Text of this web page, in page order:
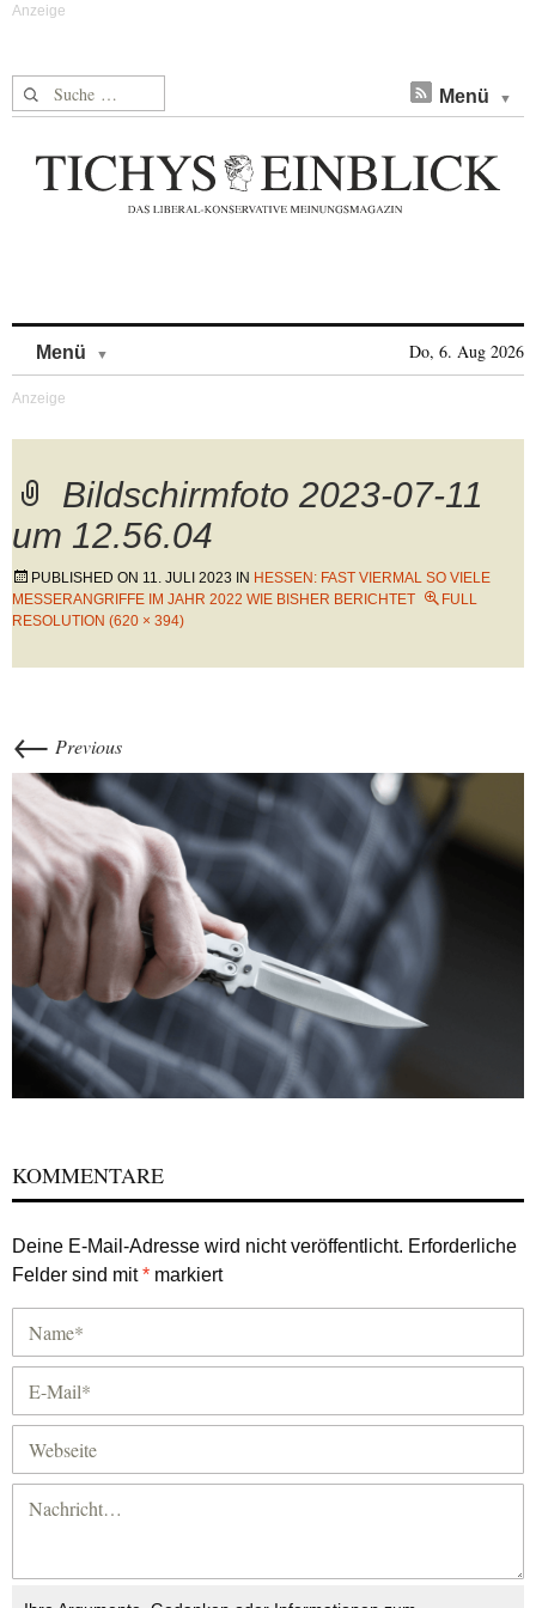
Suche nach: Menü
Menü Do, 6. Aug 2026
Bildschirmfoto 2023-07-11
um 12.56.04
PUBLISHED ON 11. JULI 2023 IN HESSEN: FAST VIERMAL SO VIELE
MESSERANGRIFFE IM JAHR 2022 WIE BISHER BERICHTET
FULL
RESOLUTION (620 × 394)
← Previous
KOMMENTARE
Deine E-Mail-Adresse wird nicht veröffentlicht. Erforderliche
Felder sind mit* markiert